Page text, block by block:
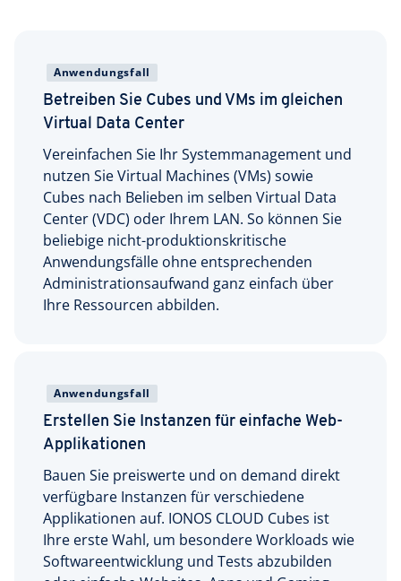
Anwendungsfall
Betreiben Sie Cubes und VMs im gleichen
Virtual Data Center
Vereinfachen Sie Ihr Systemmanagement und
nutzen Sie Virtual Machines (VMs) sowie
Cubes nach Belieben im selben Virtual Data
Center (VDC) oder Ihrem LAN. So können Sie
beliebige nicht-produktionskritische
Anwendungsfälle ohne entsprechenden
Administrationsaufwand ganz einfach über
Ihre Ressourcen abbilden.
Anwendungsfall
Erstellen Sie Instanzen für einfache Web-
Applikationen
Bauen Sie preiswerte und on demand direkt
verfügbare Instanzen für verschiedene
Applikationen auf. IONOS CLOUD Cubes ist
Ihre erste Wahl, um besondere Workloads wie
Softwareentwicklung und Tests abzubilden